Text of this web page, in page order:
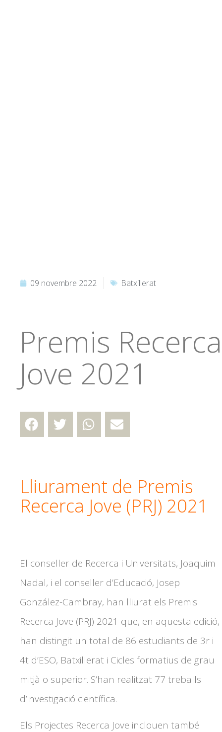
09 novembre 2022 Batxillerat
Premis Recerca
Jove 2021
Lliurament de Premis
Recerca Jove (PRJ) 2021
El conseller de Recerca i Universitats, Joaquim
Nadal, i el conseller d’Educació, Josep
González-Cambray, han lliurat els Premis
Recerca Jove (PRJ) 2021 que, en aquesta edició,
han distingit un total de 86 estudiants de 3r i
4t d’ESO, Batxillerat i Cicles formatius de grau
mitjà o superior. S’han realitzat 77 treballs
d’investigació científica.
Els Projectes Recerca Jove inclouen també